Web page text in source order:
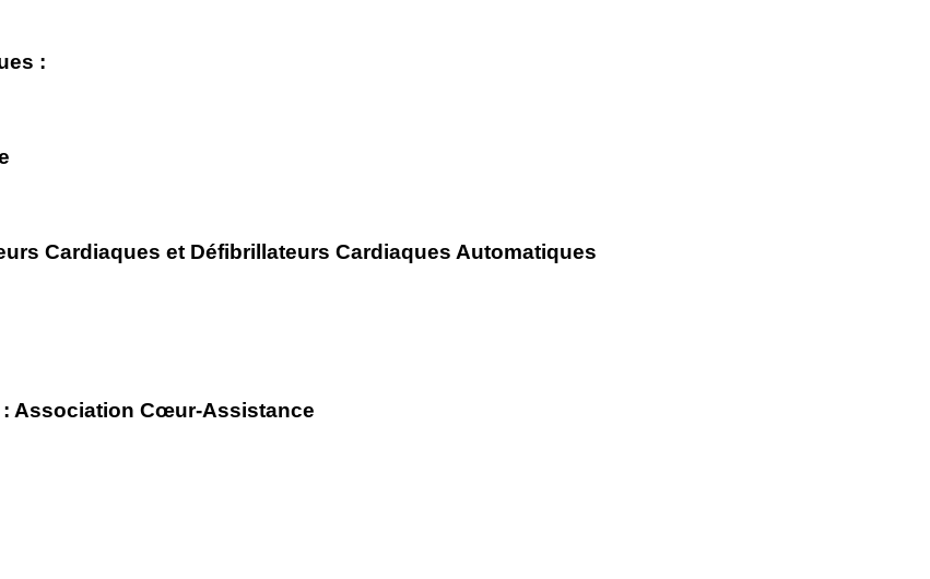
:
Cardiaques et Défibrillateurs Cardiaques Automatiques
Association Cœur-Assistance